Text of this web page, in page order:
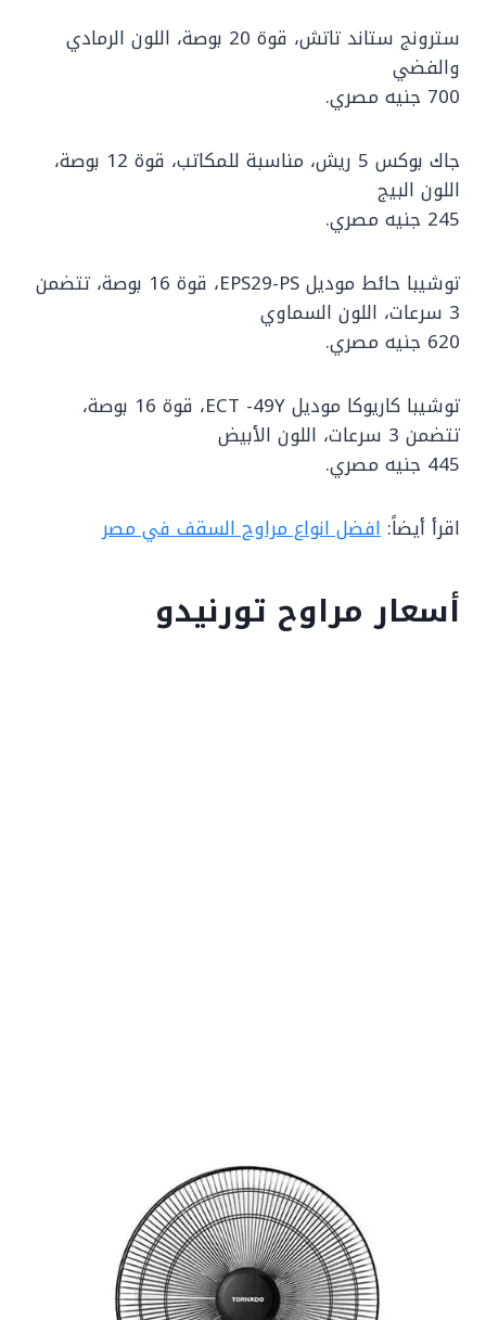
سترونج ستاند تاتش، قوة 20 بوصة، اللون الرمادي
والفضي
700 جنيه مصري.
جاك بوكس 5 ريش، مناسبة للمكاتب، قوة 12 بوصة،
اللون البيج
245 جنيه مصري.
توشيبا حائط موديل EPS29-PS، قوة 16 بوصة، تتضمن
3 سرعات، اللون السماوي
620 جنيه مصري.
توشيبا كاريوكا موديل ECT -49Y، قوة 16 بوصة،
تتضمن 3 سرعات، اللون الأبيض
445 جنيه مصري.
اقرأ أيضاً: افضل انواع مراوح السقف في مصر
أسعار مراوح تورنيدو